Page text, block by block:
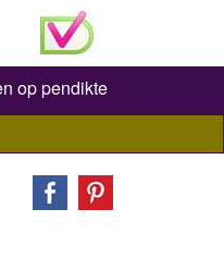
op pendikte